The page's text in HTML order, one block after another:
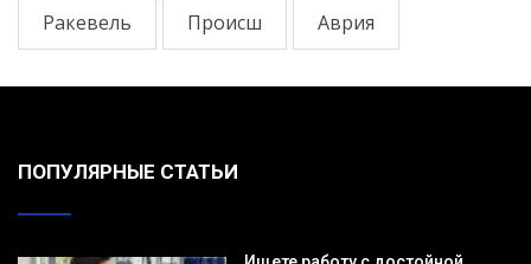
Ракевель Происш Аврия
ПОПУЛЯРНЫЕ СТАТЬИ